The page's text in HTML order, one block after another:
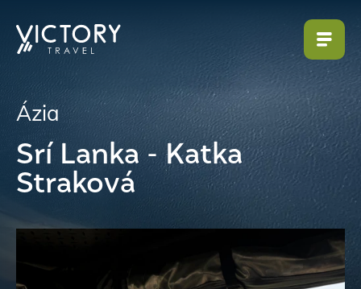
Ázia
Srí Lanka - Katka
Straková